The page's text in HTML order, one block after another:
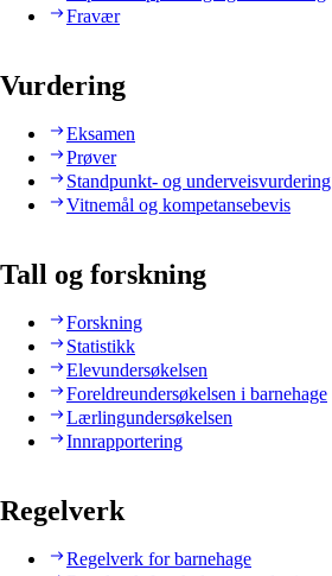
Fravær
Vurdering
Eksamen
Prøver
Standpunkt- og underveisvurdering
Vitnemål og kompetansebevis
Tall og forskning
Forskning
Statistikk
Elevundersøkelsen
Foreldreundersøkelsen i barnehage
Lærlingundersøkelsen
Innrapportering
Regelverk
Regelverk for barnehage